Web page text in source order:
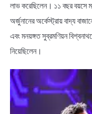
লাভ করেছিলেন। ১১ বছর বয়সে
অর্জুনানের অর্কেস্ট্রায় বাদ্য
এবং মনয়ঙ্গত সুব্রমণিয়ন
নিয়েছিলেন।